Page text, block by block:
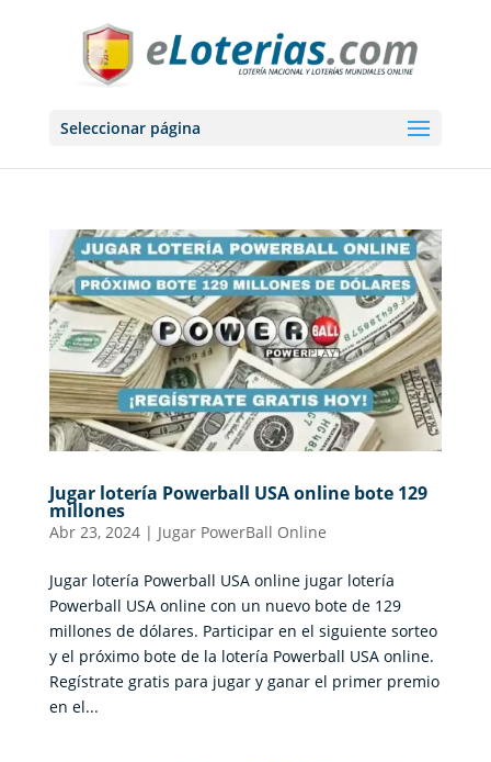
Seleccionar página
Jugar lotería Powerball USA online bote 129
millones
Abr 23, 2024| Jugar PowerBall Online
Jugar lotería Powerball USA online jugar lotería
Powerball USA online con un nuevo bote de 129
millones de dólares. Participar en el siguiente sorteo
y el próximo bote de la lotería Powerball USA online.
Regístrate gratis para jugar y ganar el primer premio
en el...